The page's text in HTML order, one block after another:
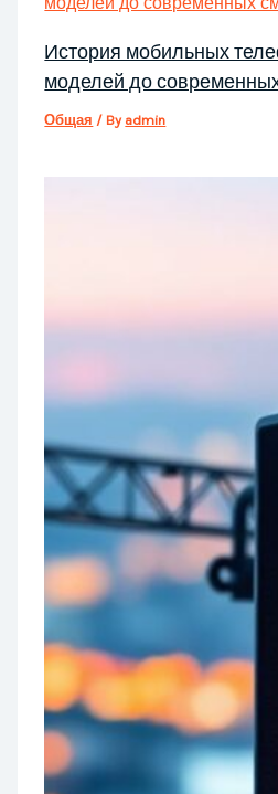
История мобильных
моделей до
Общая / By admin